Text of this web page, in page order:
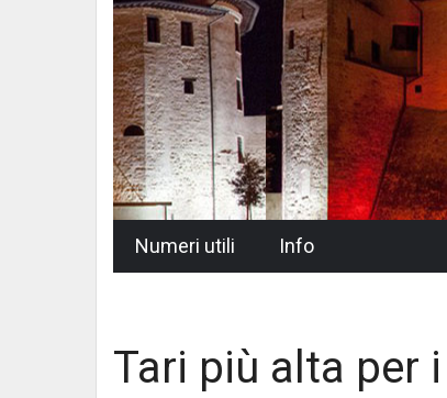
Numeri utili Info
Tari più alta per